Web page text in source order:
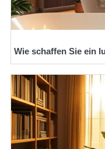
Wie schaffen Sie ein